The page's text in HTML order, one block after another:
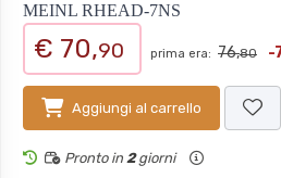
MEINL RHEAD-7NS
€ 70,90 prima era: 76,80 -
Aggiungi al carrello
Pronto in 2giorni